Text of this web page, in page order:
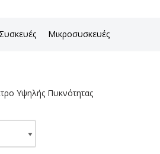
Μικροσυσκευές
Υψηλής Πυκνότητας